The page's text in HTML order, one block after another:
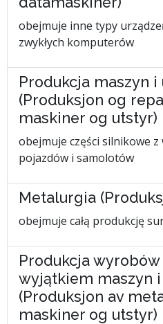
obejmuje inne typy
zwykłych komputerów
Produkcja maszyn i
(Produksjon og
maskiner og utstyr)
obejmuje części silnikowe
pojazdów i samolotów
Metalurgia
obejmuje całą produkcję
Produkcja
wyjątkiem maszyn
(Produksjon av
maskiner og utstyr)